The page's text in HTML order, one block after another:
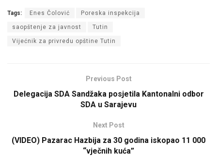
Tags: Enes Čolović Poreska inspekcija
saopštenje za javnost Tutin
Vijećnik za privredu opštine Tutin
Previous Post
Delegacija SDA Sandžaka posjetila Kantonalni odbor
SDA u Sarajevu
Next Post
(VIDEO) Pazarac Hazbija za 30 godina iskopao 11 000
“vječnih kuća”